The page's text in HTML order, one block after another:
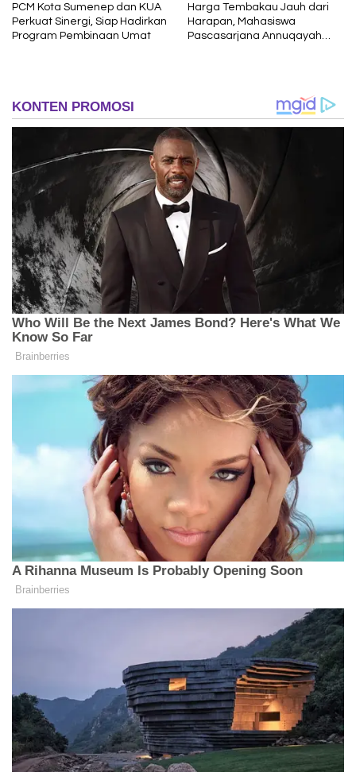
PCM Kota Sumenep dan KUA
Perkuat Sinergi, Siap Hadirkan
Program Pembinaan Umat
Harga Tembakau Jauh dari
Harapan, Mahasiswa
Pascasarjana Annuqayah